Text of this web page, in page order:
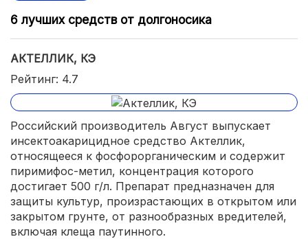
6 лучших средств от долгоносика
АКТЕЛЛИК, КЭ
Рейтинг: 4.7
Российский производитель Август выпускает
инсектоакарицидное средство Актеллик,
относящееся к фосфорорганическим и содержит
пиримифос-метил, концентрация которого
достигает 500 г/л. Препарат предназначен для
защиты культур, произрастающих в открытом или
закрытом грунте, от разнообразных вредителей,
включая клеща паутинного.